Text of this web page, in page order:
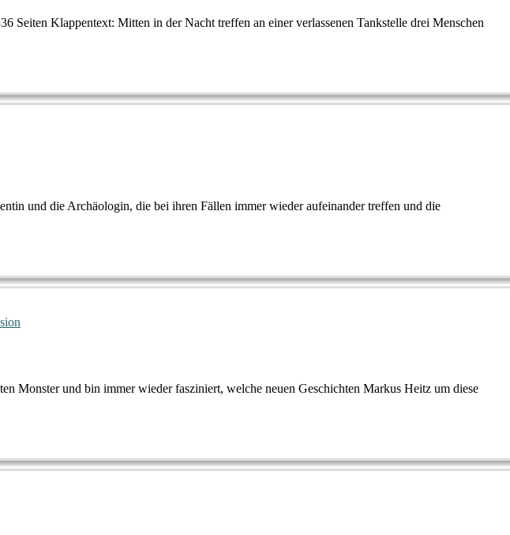
Klappentext: Mitten in der Nacht treffen an einer verlassenen Tankstelle drei Menschen
und die Archäologin, die bei ihren Fällen immer wieder aufeinander treffen und die
Monster und bin immer wieder fasziniert, welche neuen Geschichten Markus Heitz um diese